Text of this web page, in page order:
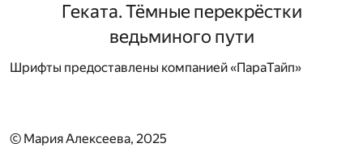
Геката. Тёмные перекрёстки
ведьминого пути
Шрифты предоставлены компанией «ПараТайп»
© Мария Алексеева, 2025